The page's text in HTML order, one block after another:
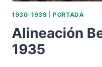
1930-1939 |PORTADA
Alineación
1935